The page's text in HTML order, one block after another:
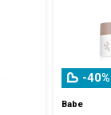
-40%
Babe